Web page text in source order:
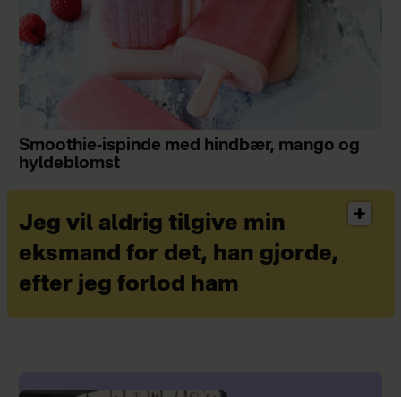
Smoothie-ispinde med hindbær, mango og
hyldeblomst
Jeg vil aldrig tilgive min
eksmand for det, han gjorde,
efter jeg forlod ham